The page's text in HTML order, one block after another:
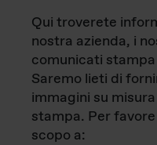
Qui troverete
nostra azienda, i
comunicati
Saremo lieti di
immagini su
stampa. Per
scopo a: